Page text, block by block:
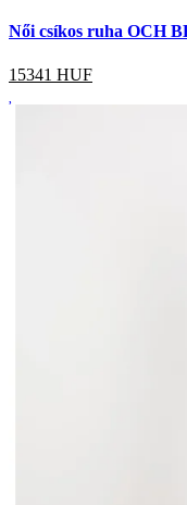
Női csíkos ruha OCH
15341 HUF